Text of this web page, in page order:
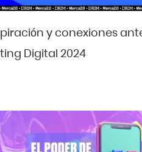
y conexiones
Digital 2024